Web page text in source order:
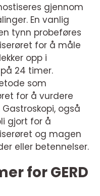
gjennom
En vanlig
tynn probeføres
for å måle
opp i
24 timer.
som
for å vurdere
også
gjort for å
og magen
eller betennelser.
for GERD